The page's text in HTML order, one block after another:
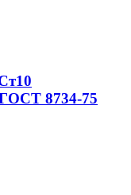
8734-75